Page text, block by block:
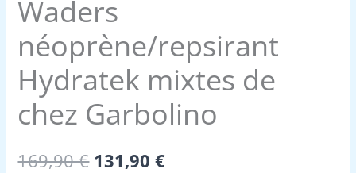
Waders
néoprène/repsirant
Hydratek mixtes de
chez Garbolino
169,90€ Le
131,90€Le